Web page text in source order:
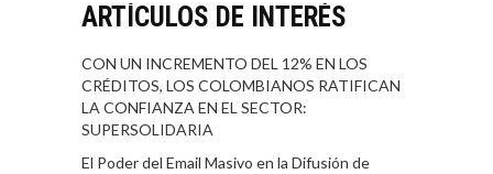
ARTÍCULOS DE INTERÉS
CON UN INCREMENTO DEL 12% EN LOS
CRÉDITOS, LOS COLOMBIANOS RATIFICAN
LA CONFIANZA EN EL SECTOR:
SUPERSOLIDARIA
El Poder del Email Masivo en la Difusión de